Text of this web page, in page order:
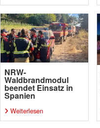
NRW-
Waldbrandmodul
beendet Einsatz in
Spanien
Weiterlesen